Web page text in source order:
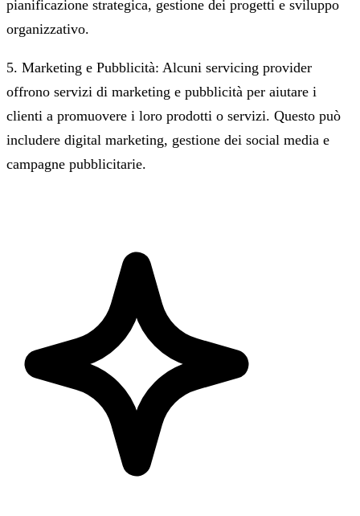
pianificazione strategica, gestione dei progetti e sviluppo
organizzativo.
5. Marketing e Pubblicità: Alcuni servicing provider
offrono servizi di marketing e pubblicità per aiutare i
clienti a promuovere i loro prodotti o servizi. Questo può
includere digital marketing, gestione dei social media e
campagne pubblicitarie.